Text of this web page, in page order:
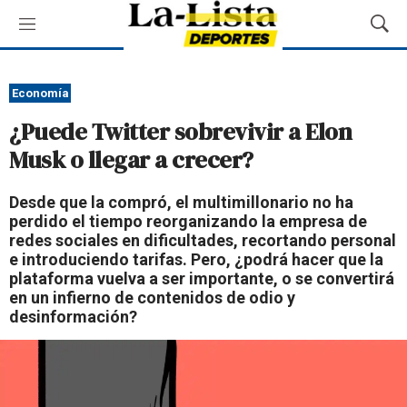
M
e
ú
M
o
u
e
d
Economía
¿Puede Twitter sobrevivir a Elon
Musk o llegar a crecer?
Desde que la compró, el multimillonario no ha
perdido el tiempo reorganizando la empresa de
redes sociales en dificultades, recortando personal
e introduciendo tarifas. Pero, ¿podrá hacer que la
plataforma vuelva a ser importante, o se convertirá
en un infierno de contenidos de odio y
desinformación?